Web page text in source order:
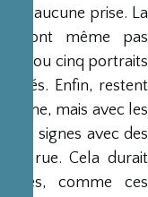
aucune prise. La
n’ont même pas
ou cinq portraits
Enfin, restent
scène, mais avec les
des signes avec des
la rue. Cela durait
comme ces